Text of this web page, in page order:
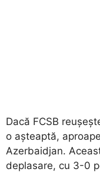
Dacă FCSB
o așteaptă,
Azerbaidjan.
deplasare, cu 3-0